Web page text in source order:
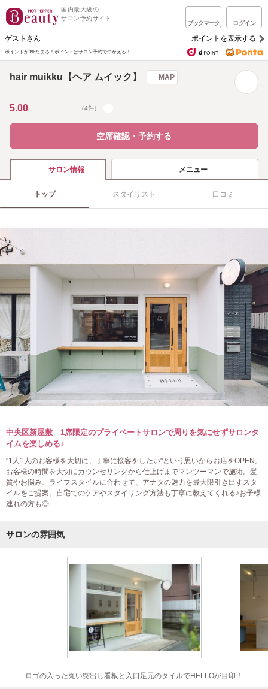
国内最大級の
サロン予約サイト
ブックマーク ログイン
ゲストさん ポイントを表示する
ポイントが1%たまる！ ポイントはサロン予約でつかえる！
hair muikku【ヘア ムイック】 MAP
5.00 （4件）
空席確認・予約する
サロン情報 メニュー
トップ スタイリスト 口コミ
中央区新屋敷 1席限定のプライベートサロンで周りを気にせずサロンタ
イムを楽しめる♪
"1人1人のお客様を大切に、丁寧に接客をしたい"という思いからお店をOPEN。
お客様の時間を大切にカウンセリングから仕上げまでマンツーマンで施術。髪
質やお悩み、ライフスタイルに合わせて、アナタの魅力を最大限引き出すスタ
イルをご提案。自宅でのケアやスタイリング方法も丁寧に教えてくれる♪お子様
連れの方も◎
サロンの雰囲気
ロゴの入った丸い突出し看板と入口足元のタイルでHELLOが目印！